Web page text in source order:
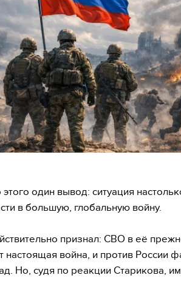
один вывод: ситуация
в большую, глобальную войну.
признал: СВО в её
настоящая война, и против России
Но, судя по реакции Старикова,